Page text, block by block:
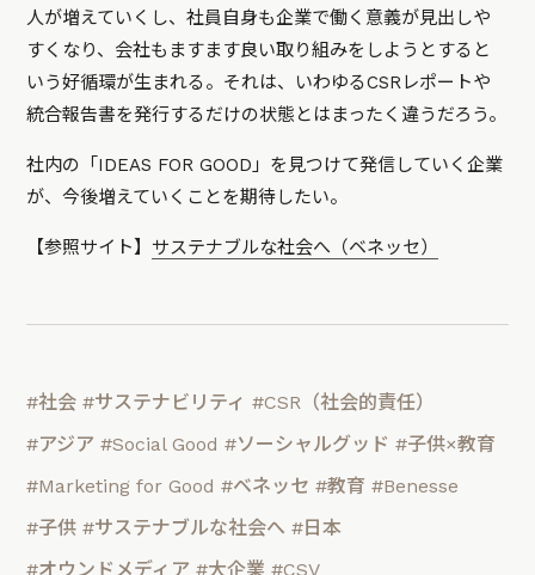
人が増えていくし、社員自身も企業で働く意義が見出しや
すくなり、会社もますます良い取り組みをしようとすると
いう好循環が生まれる。それは、いわゆるCSRレポートや
統合報告書を発行するだけの状態とはまったく違うだろう。
社内の「IDEAS FOR GOOD」を見つけて発信していく企業
が、今後増えていくことを期待したい。
【参照サイト】 サステナブルな社会へ（ベネッセ）
#社会 #サステナビリティ #CSR（社会的責任）
#アジア #Social Good #ソーシャルグッド #子供×教育
#Marketing for Good #ベネッセ #教育 #Benesse
#子供 #サステナブルな社会へ #日本
#オウンドメディア #大企業 #CSV